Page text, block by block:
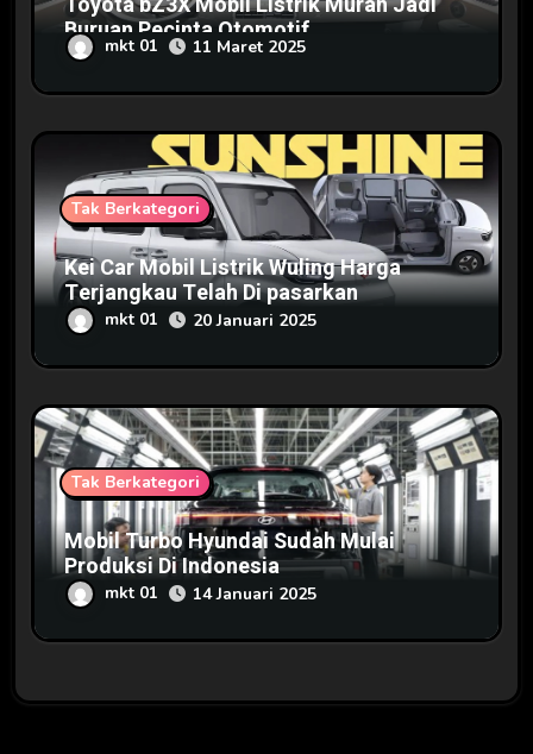
Buruan Pecinta Otomotif
mkt 01 11 Maret 2025
Tak Berkategori
Kei Car Mobil Listrik Wuling Harga
Terjangkau Telah Di pasarkan
mkt 01 20 Januari 2025
Tak Berkategori
Mobil Turbo Hyundai Sudah Mulai
Produksi Di Indonesia
mkt 01 14 Januari 2025